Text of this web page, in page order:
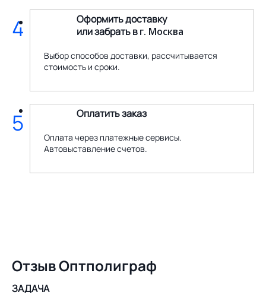
Оформить доставку
или забрать вг. Москва
Выбор способов доставки, рассчитывается
стоимость и сроки.
4
Оплатить заказ
Оплата через платежные сервисы.
Автовыставление счетов.
5
Отзыв Оптполиграф
ЗАДАЧА